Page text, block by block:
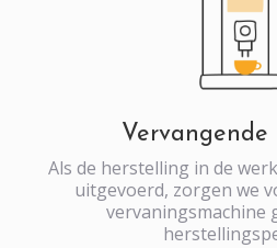
Vervangende
Als de herstelling in de
uitgevoerd, zorgen we
vervaningsmachine